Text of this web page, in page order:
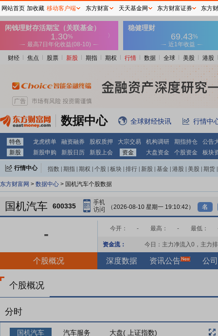
财经 焦点 股票 新股 期指 期权 行情 数据 全球 美股 港股
数据中心 全球财经快讯 行情中
特色 龙虎榜单 融资融券 股权质押 大宗交易 机构调研 期指持仓
公告
新股
新股申购 新股日历 新股上会 资金 大盘资金 个股资金 板块
行情中心 指数 期指 期权 个股 板块 排行 新股 基金 港股 美股 期货
东方财富网 > 数据中心 > 国机汽车个股数据
国机汽车 600335 （2026-08-10 星期一 19:10:42） 名
- 今开： - 最高： - 最低：
资金流： 今日：主力净流入0 ，主力
个股概况 深度数据 资讯公告 公
个股概况
分时
国机汽车 汽车服务 大盘( 上证指数)
网站首页 加收藏 移动客户端 东方财富 天天基金网 东方财富证券 东方